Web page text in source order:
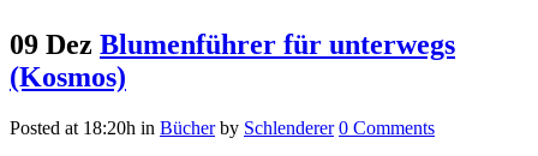
09 Dez Blumenführer für unterwegs
(Kosmos)
Posted at 18:20h in Bücher by Schlenderer 0 Comments